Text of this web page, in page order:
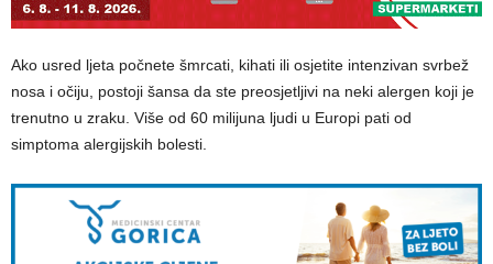
Ako usred ljeta počnete šmrcati, kihati ili osjetite intenzivan svrbež
nosa i očiju, postoji šansa da ste preosjetljivi na neki alergen koji je
trenutno u zraku. Više od 60 milijuna ljudi u Europi pati od
simptoma alergijskih bolesti.